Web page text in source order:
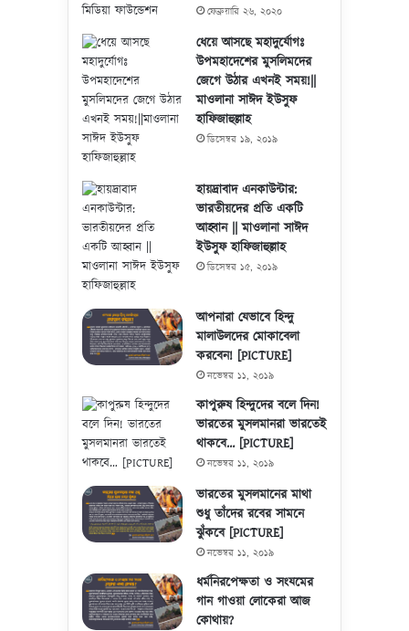
ফেব্রুয়ারি ২৬, ২০২০
ধেয়ে আসছে মহাদুর্যোগঃ
উপমহাদেশের মুসলিমদের
জেগে উঠার এখনই সময়!||
মাওলানা সাঈদ ইউসুফ
হাফিজাহুল্লাহ
ডিসেম্বর ১৯, ২০১৯
হায়দ্রাবাদ এনকাউন্টার:
ভারতীয়দের প্রতি একটি
আহ্বান || মাওলানা সাঈদ
ইউসুফ হাফিজাহুল্লাহ
ডিসেম্বর ১৫, ২০১৯
আপনারা যেভাবে হিন্দু
মালাউলদের মোকাবেলা
করবেন! [PICTURE]
নভেম্বর ১১, ২০১৯
কাপুরুষ হিন্দুদের বলে দিন!
ভারতের মুসলমানরা ভারতেই
থাকবে… [PICTURE]
নভেম্বর ১১, ২০১৯
ভারতের মুসলমানের মাথা
শুধু তাঁদের রবের সামনে
ঝুঁকবে [PICTURE]
নভেম্বর ১১, ২০১৯
ধর্মনিরপেক্ষতা ও সংযমের
গান গাওয়া লোকেরা আজ
কোথায়?